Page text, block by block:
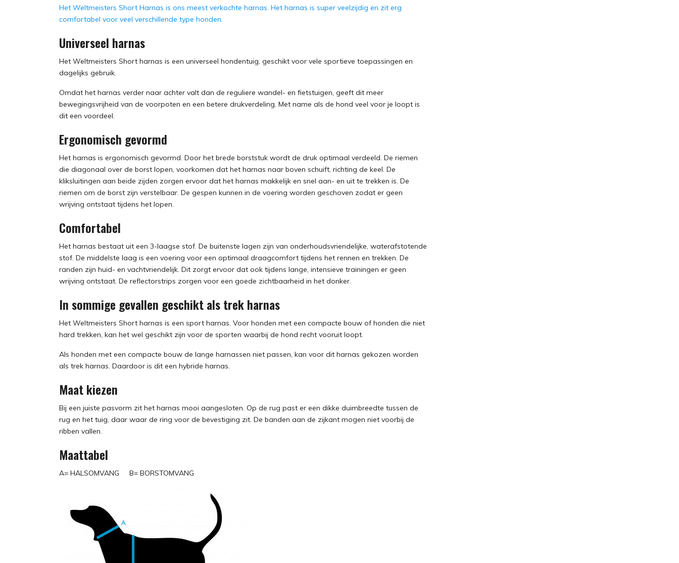
Het Weltmeisters Short Harnas is ons meest verkochte harnas. Het harnas is super veelzijdig en zit erg
comfortabel voor veel verschillende type honden.
Universeel harnas
Het Weltmeisters Short harnas is een universeel hondentuig, geschikt voor vele sportieve toepassingen en
dagelijks gebruik.
Omdat het harnas verder naar achter valt dan de reguliere wandel- en fietstuigen, geeft dit meer
bewegingsvrijheid van de voorpoten en een betere drukverdeling. Met name als de hond veel voor je loopt is
dit een voordeel.
Ergonomisch gevormd
Het harnas is ergonomisch gevormd. Door het brede borststuk wordt de druk optimaal verdeeld. De riemen
die diagonaal over de borst lopen, voorkomen dat het harnas naar boven schuift, richting de keel. De
kliksluitingen aan beide zijden zorgen ervoor dat het harnas makkelijk en snel aan- en uit te trekken is. De
riemen om de borst zijn verstelbaar. De gespen kunnen in de voering worden geschoven zodat er geen
wrijving ontstaat tijdens het lopen.
Comfortabel
Het harnas bestaat uit een 3-laagse stof. De buitenste lagen zijn van onderhoudsvriendelijke, waterafstotende
stof. De middelste laag is een voering voor een optimaal draagcomfort tijdens het rennen en trekken. De
randen zijn huid- en vachtvriendelijk. Dit zorgt ervoor dat ook tijdens lange, intensieve trainingen er geen
wrijving ontstaat. De reflectorstrips zorgen voor een goede zichtbaarheid in het donker.
In sommige gevallen geschikt als trek harnas
Het Weltmeisters Short harnas is een sport harnas. Voor honden met een compacte bouw of honden die niet
hard trekken, kan het wel geschikt zijn voor de sporten waarbij de hond recht vooruit loopt.
Als honden met een compacte bouw de lange harnassen niet passen, kan voor dit harnas gekozen worden
als trek harnas. Daardoor is dit een hybride harnas.
Maat kiezen
Bij een juiste pasvorm zit het harnas mooi aangesloten. Op de rug past er een dikke duimbreedte tussen de
rug en het tuig, daar waar de ring voor de bevestiging zit. De banden aan de zijkant mogen niet voorbij de
ribben vallen.
Maattabel
A= HALSOMVANG B= BORSTOMVANG